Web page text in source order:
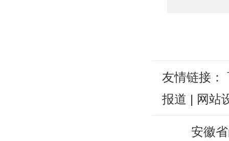
友情链接：
报道 | 网站
安徽